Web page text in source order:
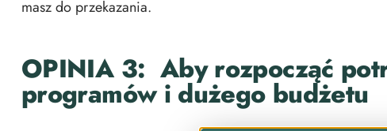
masz do przekazania.
OPINIA 3: Aby rozpocząć
programów i dużego budżetu